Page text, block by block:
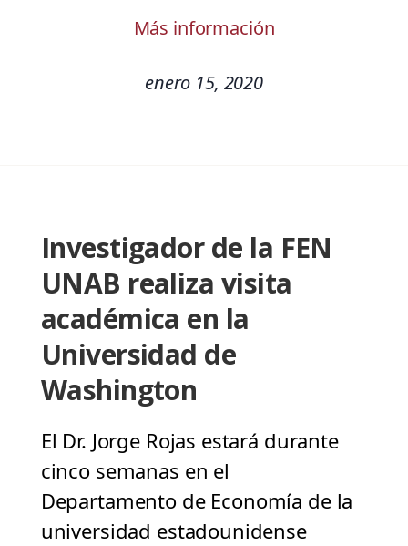
Más información
enero 15, 2020
Investigador de la FEN
UNAB realiza visita
académica en la
Universidad de
Washington
El Dr. Jorge Rojas estará durante
cinco semanas en el
Departamento de Economía de la
universidad estadounidense